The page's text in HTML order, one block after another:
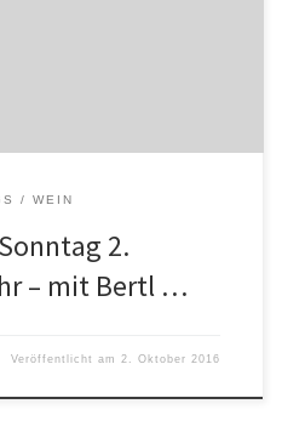
WEIN
2.
– mit Bertl …
Veröffentlicht am2. Oktober 2016